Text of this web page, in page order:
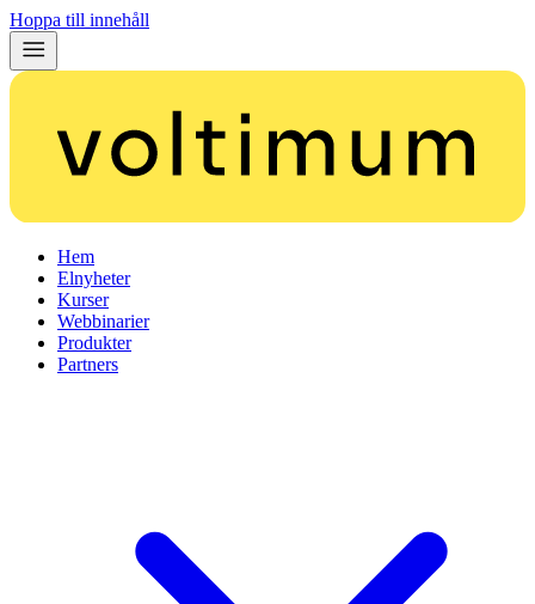
Hoppa till innehåll
Hem
Elnyheter
Kurser
Webbinarier
Produkter
Partners